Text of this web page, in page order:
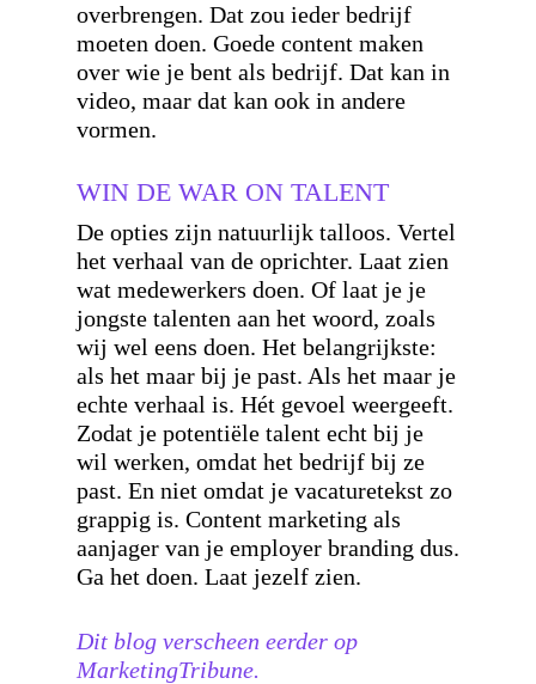
overbrengen. Dat zou ieder bedrijf
moeten doen. Goede content maken
over wie je bent als bedrijf. Dat kan in
video, maar dat kan ook in andere
vormen.
WIN DE WAR ON TALENT
De opties zijn natuurlijk talloos. Vertel
het verhaal van de oprichter. Laat zien
wat medewerkers doen. Of laat je je
jongste talenten aan het woord, zoals
wij wel eens doen. Het belangrijkste:
als het maar bij je past. Als het maar je
echte verhaal is. Hét gevoel weergeeft.
Zodat je potentiële talent echt bij je
wil werken, omdat het bedrijf bij ze
past. En niet omdat je vacaturetekst zo
grappig is. Content marketing als
aanjager van je employer branding dus.
Ga het doen. Laat jezelf zien.
Dit blog verscheen eerder op
MarketingTribune.